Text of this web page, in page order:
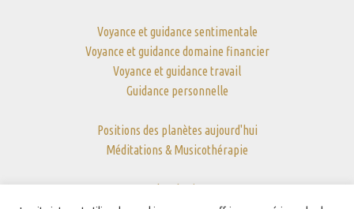
Voyance et guidance sentimentale
Voyance et guidance domaine financier
Voyance et guidance travail
Guidance personnelle
Positions des planètes aujourd'hui
Méditations & Musicothérapie
Plan du site